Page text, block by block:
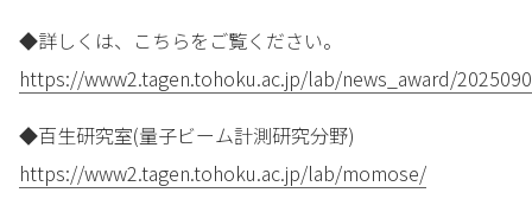
◆詳しくは、こちらをご覧ください。
https://www2.tagen.tohoku.ac.jp/lab/news_award/
◆百生研究室(量子ビーム計測研究分野)
https://www2.tagen.tohoku.ac.jp/lab/momose/